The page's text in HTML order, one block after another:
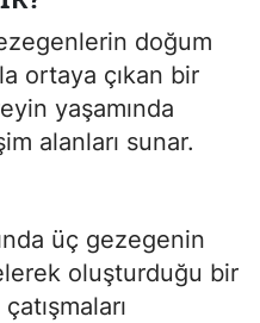
doğum
ortaya çıkan bir
yaşamında
alanları sunar.
üç gezegenin
oluşturduğu bir